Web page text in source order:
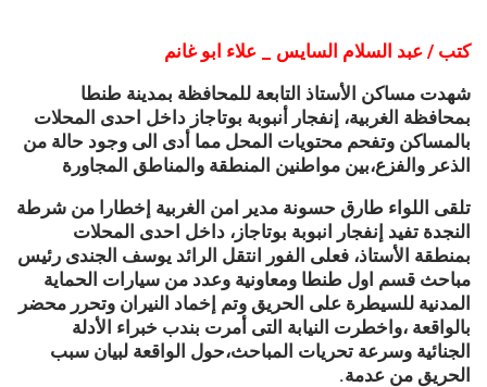
كتب / عبد السلام السايس _ علاء ابو غانم
شهدت مساكن الأستاذ التابعة للمحافظة بمدينة طنطا
بمحافظة الغربية، إنفجار أنبوبة بوتاجاز داخل احدى المحلات
بالمساكن وتفحم محتويات المحل مما أدى الى وجود حالة من
الذعر والفزع،بين مواطنين المنطقة والمناطق المجاورة
تلقى اللواء طارق حسونة مدير امن الغربية إخطارا من شرطة
النجدة تفيد إنفجار انبوبة بوتاجاز، داخل احدى المحلات
بمنطقة الأستاذ، فعلى الفور انتقل الرائد يوسف الجندى رئيس
مباحث قسم اول طنطا ومعاونية وعدد من سيارات الحماية
المدنية للسيطرة على الحريق وتم إخماد النيران وتحرر محضر
بالواقعة ،واخطرت النيابة التى أمرت بندب خبراء الأدلة
الجنائية وسرعة تحريات المباحث،حول الواقعة لبيان سبب
الحريق من عدمة.